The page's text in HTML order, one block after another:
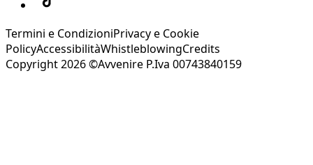
Termini e CondizioniPrivacy e Cookie
PolicyAccessibilitàWhistleblowingCredits
Copyright 2026 ©Avvenire P.Iva 00743840159